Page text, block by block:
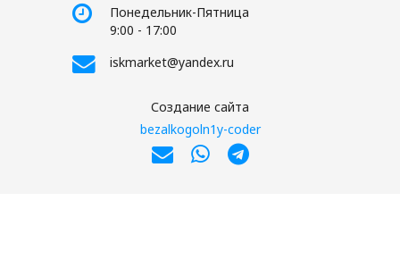
Понедельник-Пятница
9:00 - 17:00
iskmarket@yandex.ru
Создание сайта
bezalkogoln1y-coder